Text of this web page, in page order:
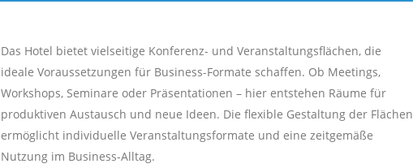
Das Hotel bietet vielseitige Konferenz- und Veranstaltungsflächen, die
ideale Voraussetzungen für Business-Formate schaffen. Ob Meetings,
Workshops, Seminare oder Präsentationen – hier entstehen Räume für
produktiven Austausch und neue Ideen. Die flexible Gestaltung der Flächen
ermöglicht individuelle Veranstaltungsformate und eine zeitgemäße
Nutzung im Business-Alltag.